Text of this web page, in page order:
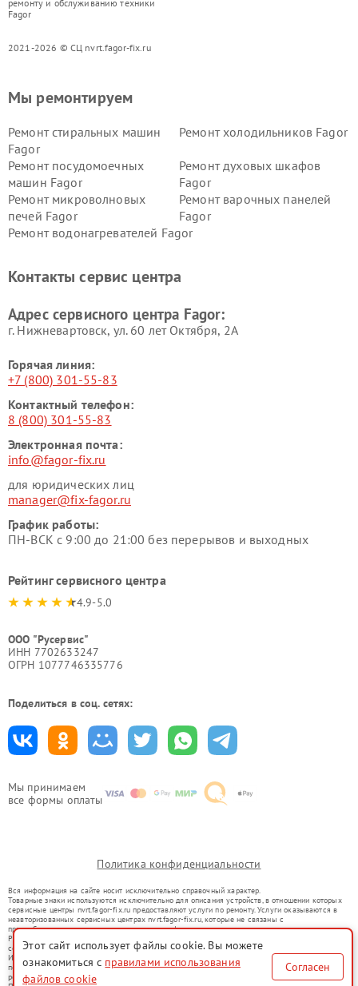
ремонту и обслуживанию техники
Fagor
2021-2026 © СЦ nvrt.fagor-fix.ru
Мы принимаем
все формы оплаты
Мы ремонтируем
Ремонт стиральных машин
Fagor
Ремонт холодильников Fagor
Ремонт посудомоечных
машин Fagor
Ремонт духовых шкафов
Fagor
Ремонт микроволновых
печей Fagor
Ремонт варочных панелей
Fagor
Ремонт водонагревателей Fagor
Контакты сервис центра
Адрес сервисного центра Fagor:
г. Нижневартовск, ул. 60 лет Октября, 2А
Горячая линия:
+7 (800) 301-55-83
Контактный телефон:
8 (800) 301-55-83
Электронная почта:
info@fagor-fix.ru
для юридических лиц
manager@fix-fagor.ru
График работы:
ПН-ВСК с 9:00 до 21:00 без перерывов и выходных
Рейтинг сервисного центра
4.9-5.0
ООО "Русервис"
ИНН 7702633247
ОГРН 1077746335776
Поделиться в соц. сетях:
Политика конфиденциальности
Вся информация на сайте носит исключительно справочный характер.
Товарные знаки используются исключительно для описания устройств, в отношении которых
сервисные центры nvrt.fagor-fix.ru предоставляют услуги по ремонту. Услуги оказываются в
неавторизованных сервисных центрах nvrt.fagor-fix.ru, которые не связаны с
правообладателями товарных знаков или их официальными представителями.
Ремонт осуществляется для устройств, уже введенных в гражданский оборот в соответствии
со статьей 1487 ГК РФ.
Использование товарных знаков не преследует цели индивидуализации услуг или введения
потребителей в заблуждение, а служит для информирования о предоставляемых услугах по
ремонту техники указанных брендов.
Этот сайт использует файлы cookie. Вы можете
ознакомиться с правилами использования
файлов cookie
Согласен